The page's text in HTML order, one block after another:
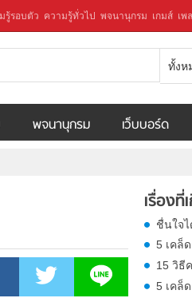
รู้รอบตัว ความรู้ทั่วไป พจนานุกรม เกมส์ เพ
ทั้งห
พจนานุกรม เว็บบอร์ด
เรื่องที่
ชื่นใจ
5 เคล็
15 วิธี
5 เคล็